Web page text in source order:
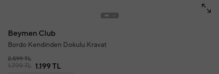
Beymen Club
Bordo Kendinden Dokulu Kravat
2.599 TL
1.799 TL 1.199 TL